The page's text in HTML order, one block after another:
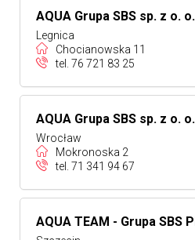
AQUA Grupa SBS sp. z o.
Legnica
Chocianowska 11
tel. 76 721 83 25
AQUA Grupa SBS sp. z o.
Wrocław
Mokronoska 2
tel. 71 341 94 67
AQUA TEAM - Grupa SBS